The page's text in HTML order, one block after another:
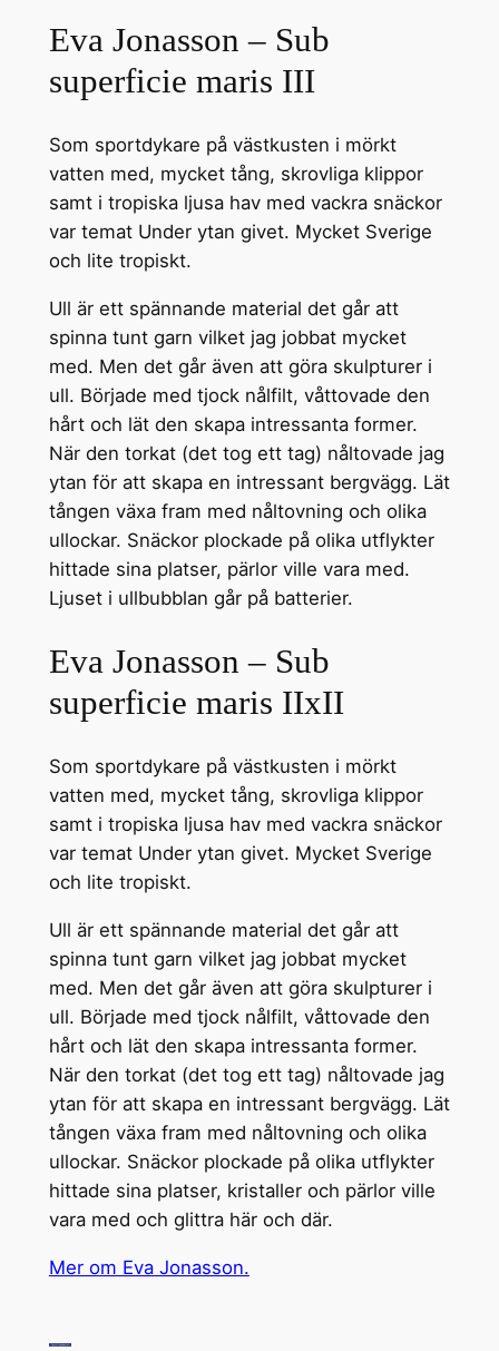
Eva Jonasson – Sub
superficie maris III
Som sportdykare på västkusten i mörkt
vatten med, mycket tång, skrovliga klippor
samt i tropiska ljusa hav med vackra snäckor
var temat Under ytan givet. Mycket Sverige
och lite tropiskt.
Ull är ett spännande material det går att
spinna tunt garn vilket jag jobbat mycket
med. Men det går även att göra skulpturer i
ull. Började med tjock nålfilt, våttovade den
hårt och lät den skapa intressanta former.
När den torkat (det tog ett tag) nåltovade jag
ytan för att skapa en intressant bergvägg. Lät
tången växa fram med nåltovning och olika
ullockar. Snäckor plockade på olika utflykter
hittade sina platser, pärlor ville vara med.
Ljuset i ullbubblan går på batterier.
Eva Jonasson – Sub
superficie maris IIxII
Som sportdykare på västkusten i mörkt
vatten med, mycket tång, skrovliga klippor
samt i tropiska ljusa hav med vackra snäckor
var temat Under ytan givet. Mycket Sverige
och lite tropiskt.
Ull är ett spännande material det går att
spinna tunt garn vilket jag jobbat mycket
med. Men det går även att göra skulpturer i
ull. Började med tjock nålfilt, våttovade den
hårt och lät den skapa intressanta former.
När den torkat (det tog ett tag) nåltovade jag
ytan för att skapa en intressant bergvägg. Lät
tången växa fram med nåltovning och olika
ullockar. Snäckor plockade på olika utflykter
hittade sina platser, kristaller och pärlor ville
vara med och glittra här och där.
Mer om Eva Jonasson.